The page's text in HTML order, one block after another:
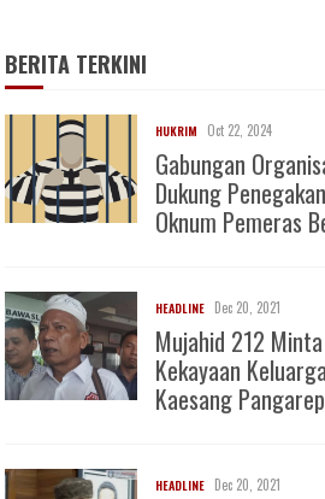
BERITA TERKINI
HUKRIM Oct 22, 2024
Gabungan
Dukung
Oknum Pemeras
HEADLINE Dec 20, 2021
Mujahid 212
Kekayaan
Kaesang Pangarep
HEADLINE Dec 20, 2021